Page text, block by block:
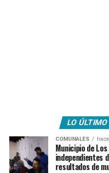
LO ÚLTIMO
COMUNALES
Municipio de
independientes
resultados de